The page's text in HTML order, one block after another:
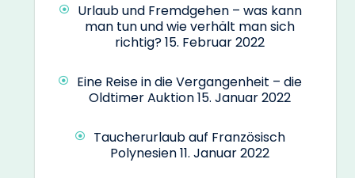
Urlaub und Fremdgehen – was kann
man tun und wie verhält man sich
richtig?15. Februar 2022
Eine Reise in die Vergangenheit – die
Oldtimer Auktion15. Januar 2022
Taucherurlaub auf Französisch
Polynesien11. Januar 2022